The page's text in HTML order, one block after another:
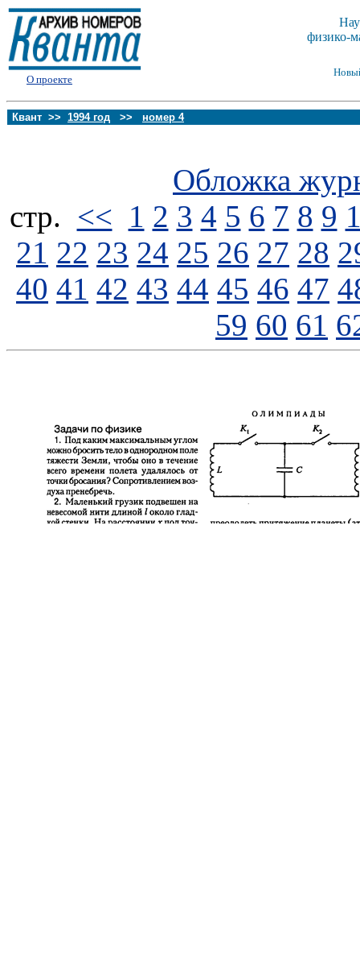
О проекте
физико-
Квант >> 1994 год >> номер 4
Обложка
стp. << 1 2 3 4 5 6 7 8 9
21 22 23 24 25 26 27 28
40 41 42 43 44 45 46 47
59 60 61